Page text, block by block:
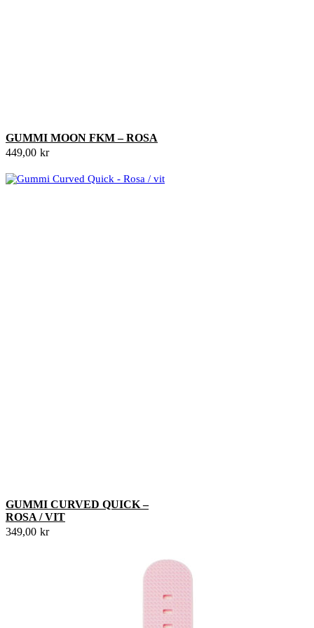
GUMMI MOON FKM – ROSA
449,00 kr
GUMMI CURVED QUICK –
ROSA / VIT
349,00 kr